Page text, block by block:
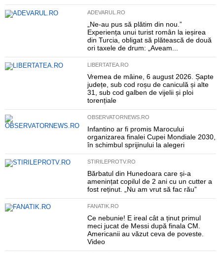
ADEVARUL.RO
„Ne-au pus să plătim din nou.”
Experiența unui turist român la ieșirea
din Turcia, obligat să plătească de două
ori taxele de drum: „Aveam...
LIBERTATEA.RO
Vremea de mâine, 6 august 2026. Șapte
județe, sub cod roșu de caniculă și alte
31, sub cod galben de vijelii și ploi
torențiale
OBSERVATORNEWS.RO
Infantino ar fi promis Marocului
organizarea finalei Cupei Mondiale 2030,
în schimbul sprijinului la alegeri
STIRILEPROTV.RO
Bărbatul din Hunedoara care și-a
amenințat copilul de 2 ani cu un cutter a
fost reținut. „Nu am vrut să fac rău”
FANATIK.RO
Ce nebunie! E ireal cât a ținut primul
meci jucat de Messi după finala CM.
Americanii au văzut ceva de poveste.
Video